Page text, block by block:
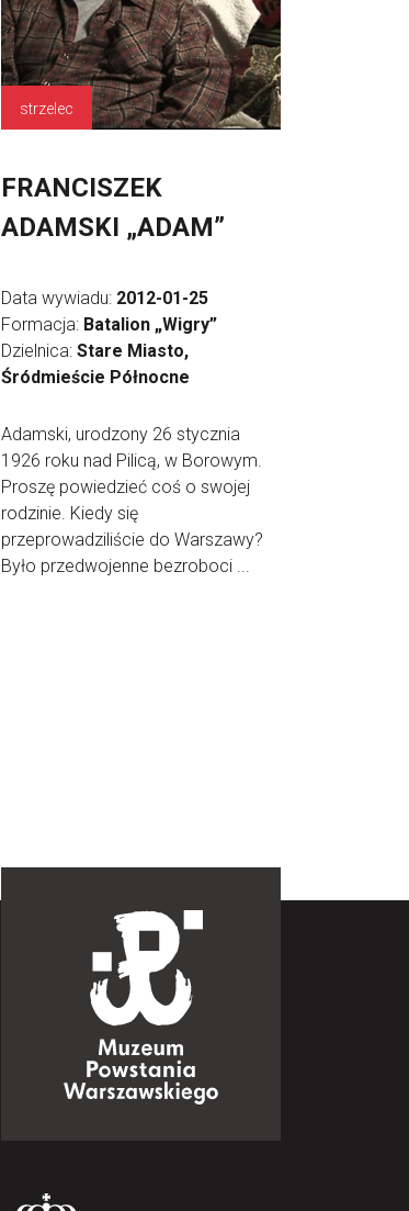
strzelec
FRANCISZEK
ADAMSKI „ADAM”
Data wywiadu: 2012-01-25
Formacja: Batalion „Wigry”
Dzielnica: Stare Miasto,
Śródmieście Północne
Adamski, urodzony 26 stycznia
1926 roku nad Pilicą, w Borowym.
Proszę powiedzieć coś o swojej
rodzinie. Kiedy się
przeprowadziliście do Warszawy?
Było przedwojenne bezroboci ...